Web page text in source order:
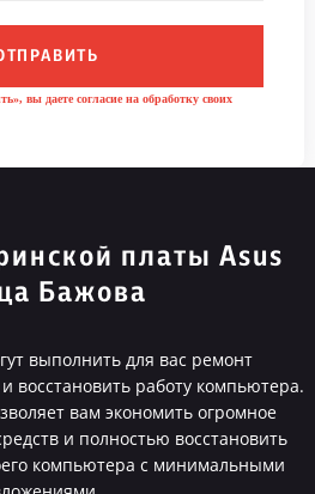
вы даете согласие на обработку своих
платы Asus
Бажова
выполнить для вас ремонт
восстановить работу компьютера.
вам экономить огромное
и полностью восстановить
компьютера с минимальными